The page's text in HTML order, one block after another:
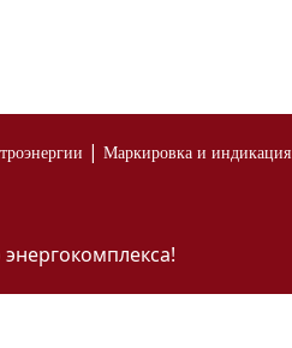
| Маркировка и индикация